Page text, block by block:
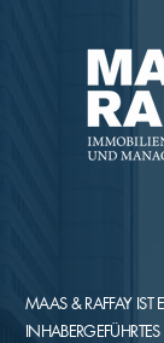
MAAS & RAFFAY